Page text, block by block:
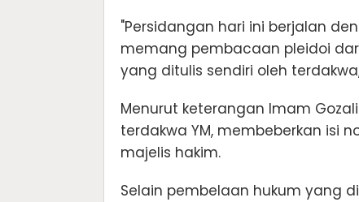
"Persidangan hari ini berjalan
memang pembacaan pleidoi
yang ditulis sendiri oleh
Menurut keterangan Imam
terdakwa YM, membeberkan isi
majelis hakim.
Selain pembelaan hukum yang